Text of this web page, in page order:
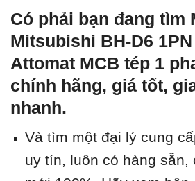
Có phải bạn đang tìm
Mitsubishi BH-D6
Attomat MCB tép 1
chính hãng, giá tốt,
nhanh.
Và tìm một đại lý cung
uy tín, luôn có hàng sẵn,